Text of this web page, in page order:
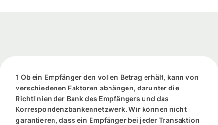
1 Ob ein Empfänger den vollen Betrag erhält, kann von
verschiedenen Faktoren abhängen, darunter die
Richtlinien der Bank des Empfängers und das
Korrespondenzbankennetzwerk. Wir können nicht
garantieren, dass ein Empfänger bei jeder Transaktion